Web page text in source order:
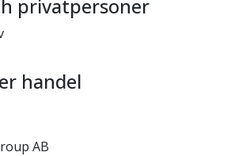
privatpersoner
handel
AB